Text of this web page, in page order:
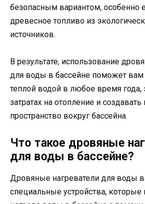
безопасным вариантом, особенно
древесное топливо из
источников.
В результате, использование
для воды в бассейне поможет вам
теплой водой в любое время года,
затратах на отопление и
пространство вокруг бассейна.
Что такое дровяные
для воды в бассейне?
Дровяные нагреватели для воды в
специальные устройства, которые